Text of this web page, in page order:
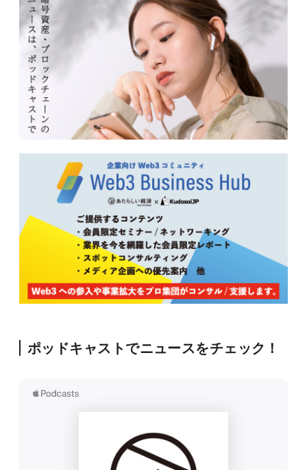
ポッドキャストでニュースをチェック！